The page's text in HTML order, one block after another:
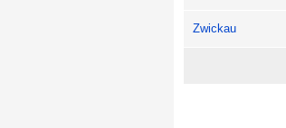
Zwickau